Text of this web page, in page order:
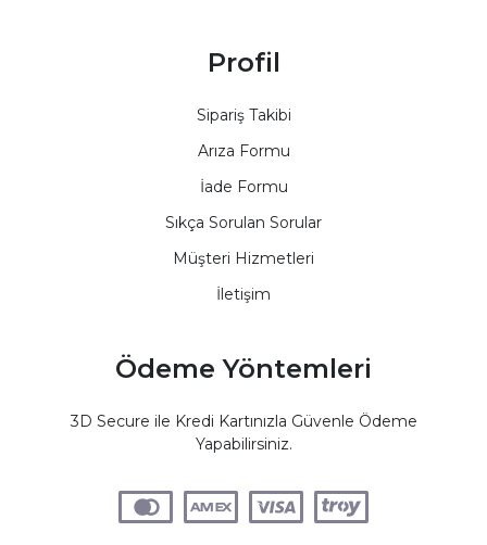
Profil
Sipariş Takibi
Arıza Formu
İade Formu
Sıkça Sorulan Sorular
Müşteri Hizmetleri
İletişim
Ödeme Yöntemleri
3D Secure ile Kredi Kartınızla Güvenle Ödeme
Yapabilirsiniz.